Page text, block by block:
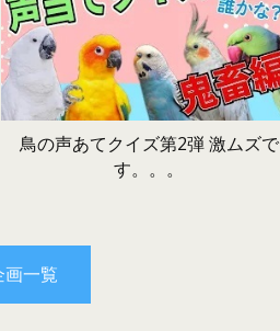
鳥の声あてクイズ第2弾 激ムズで
す。。。
画一覧